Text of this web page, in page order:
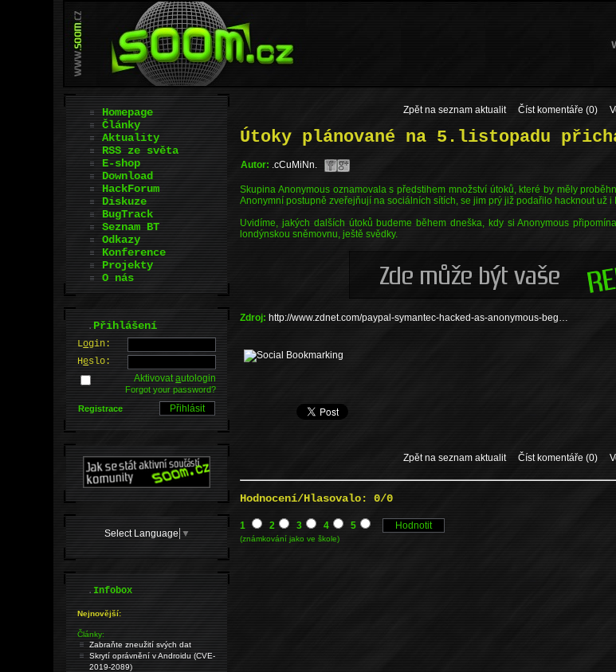
Zpět na seznam aktualit Číst komentáře (0)
Útoky plánované na 5.listopadu
Autor: .cCuMiNn.
Skupina Anonymous oznamovala s předstihem množství útoků, které by měly
Anonymní postupně zveřejňují na sociálních sítích, se jim prý již podařilo hacknout už i
Uvidíme, jakých dalších útoků budeme během dneška, kdy si Anonymous
londýnskou sněmovnu, ještě svědky.
Zdroj: http://www.zdnet.com/paypal-symantec-hacked-as-anonymous-beg…
Zpět na seznam aktualit Číst komentáře (0)
Hodnocení/Hlasovalo: 0/0
1 2 3 4 5
(známkování jako ve škole)
Homepage
Články
Aktuality
RSS ze světa
E-shop
Download
HackForum
Diskuze
BugTrack
Seznam BT
Odkazy
Konference
Projekty
O nás
.Přihlášení
Login:
Heslo:
Aktivovatautologin
Forgot your password?
Registrace
Select Language ▼
.Infobox
Nejnovější:
Články:
Zabraňte zneužití svých dat
Skrytí oprávnění v Androidu (CVE-
2019-2089)